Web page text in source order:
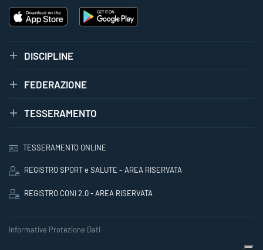
DISCIPLINE
FEDERAZIONE
TESSERAMENTO
TESSERAMENTO ONLINE
REGISTRO SPORT e SALUTE – AREA RISERVATA
REGISTRO CONI 2.0 - AREA RISERVATA
Informative Protezione Dati